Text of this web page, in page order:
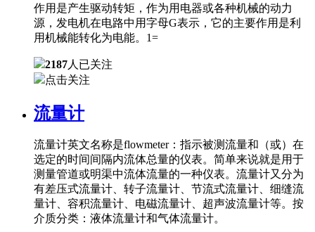
作用是产生驱动转矩，作为用电器或各种机械的动力
源，发电机在电路中用字母G表示，它的主要作用是利
用机械能转化为电能。1=
2187人已关注
点击关注
流量计
流量计英文名称是flowmeter：指示被测流量和（或）在
选定的时间间隔内流体总量的仪表。简单来说就是用于
测量管道或明渠中流体流量的一种仪表。流量计又分为
有差压式流量计、转子流量计、节流式流量计、细缝流
量计、容积流量计、电磁流量计、超声波流量计等。按
介质分类：液体流量计和气体流量计。